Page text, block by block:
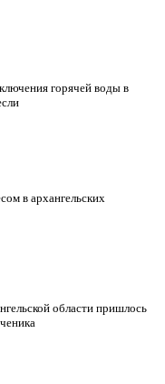
горячей воды в
в архангельских
области пришлось